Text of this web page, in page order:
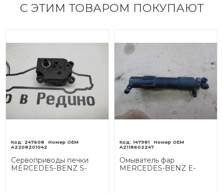
С ЭТИМ ТОВАРОМ ПОКУПАЮТ
247608
A2208201042
Сервоприводы печки
MERCEDES-BENZ S-
147981
A2118602247
Омыватель фар
MERCEDES-BENZ E-
класс W211/S211